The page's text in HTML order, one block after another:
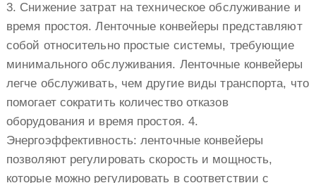
3. Снижение затрат на техническое обслуживание и
время простоя. Ленточные конвейеры представляют
собой относительно простые системы, требующие
минимального обслуживания. Ленточные конвейеры
легче обслуживать, чем другие виды транспорта, что
помогает сократить количество отказов
оборудования и время простоя. 4.
Энергоэффективность: ленточные конвейеры
позволяют регулировать скорость и мощность,
которые можно регулировать в соответствии с